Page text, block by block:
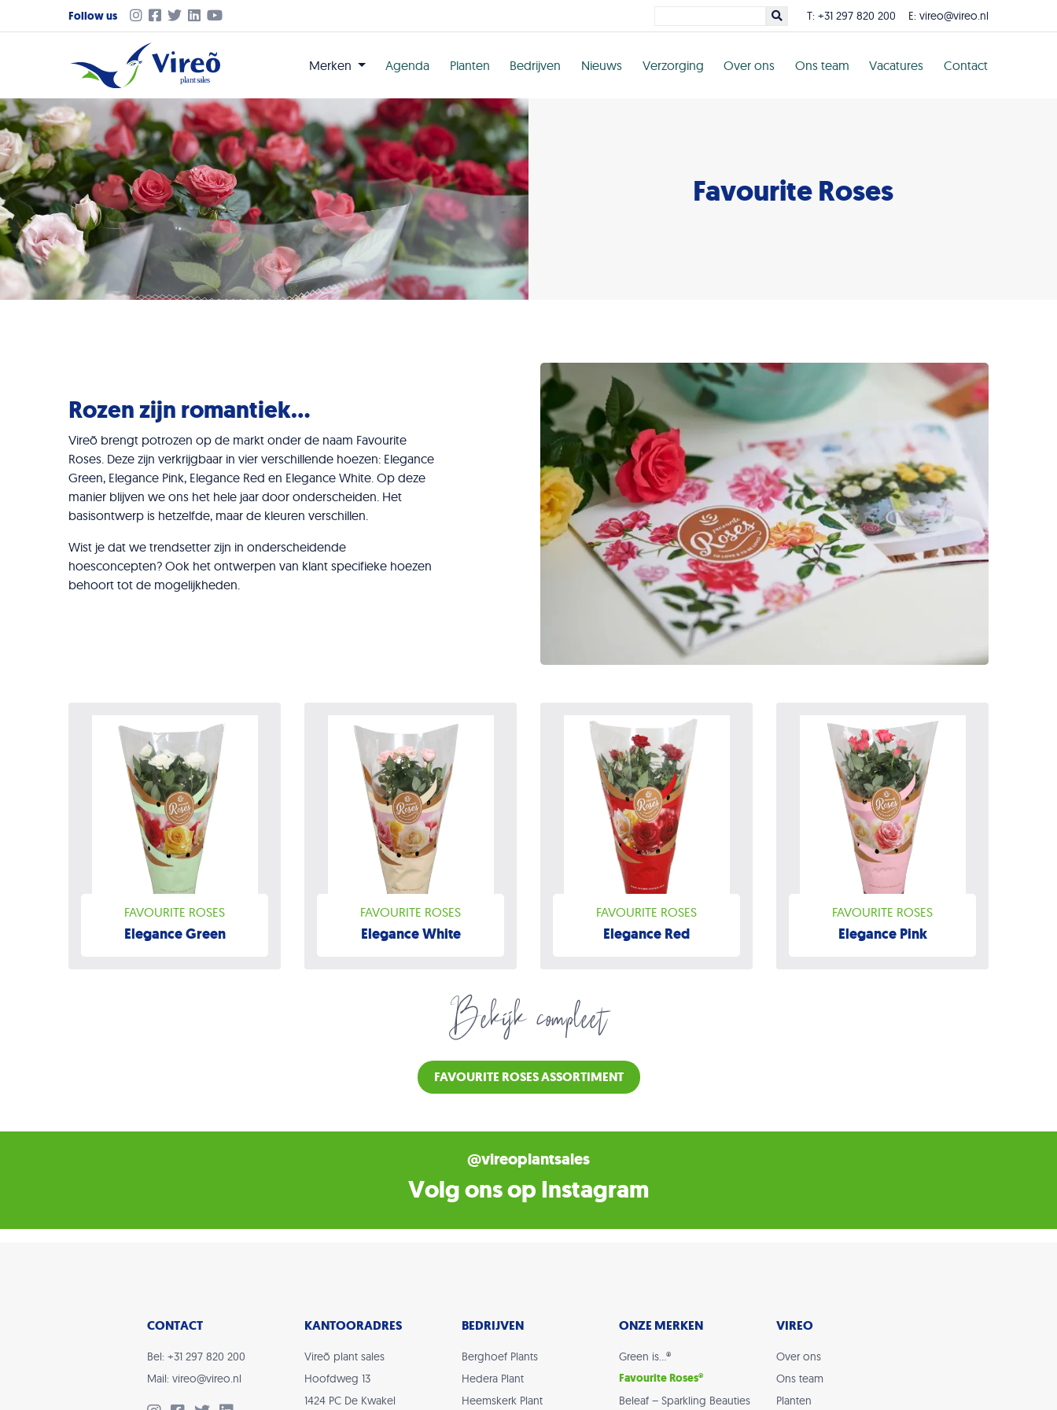
Follow us T: +31 297 820 200 E: vireo@vireo.nl
Merken Agenda Planten Bedrijven Nieuws Verzorging Over ons Ons team Vacatures Contact
Favourite Roses
Rozen zijn romantiek…
Vireõ brengt potrozen op de markt onder de naam Favourite
Roses. Deze zijn verkrijgbaar in vier verschillende hoezen: Elegance
Green, Elegance Pink, Elegance Red en Elegance White. Op deze
manier blijven we ons het hele jaar door onderscheiden. Het
basisontwerp is hetzelfde, maar de kleuren verschillen.
Wist je dat we trendsetter zijn in onderscheidende
hoesconcepten? Ook het ontwerpen van klant specifieke hoezen
behoort tot de mogelijkheden.
FAVOURITE ROSES
Elegance Green
FAVOURITE ROSES
Elegance White
FAVOURITE ROSES
Elegance Red
FAVOURITE ROSES
Elegance Pink
Bekijk compleet
FAVOURITE ROSES ASSORTIMENT
@vireoplantsales
Volg ons op Instagram
CONTACT
Bel: +31 297 820 200
Mail: vireo@vireo.nl
KANTOORADRES
Vireõ plant sales
Hoofdweg 13
1424 PC De Kwakel
BEDRIJVEN
Berghoef Plants
Hedera Plant
Heemskerk Plant
ONZE MERKEN
Green is…®
Favourite Roses®
Beleaf – Sparkling Beauties
VIREO
Over ons
Ons team
Planten